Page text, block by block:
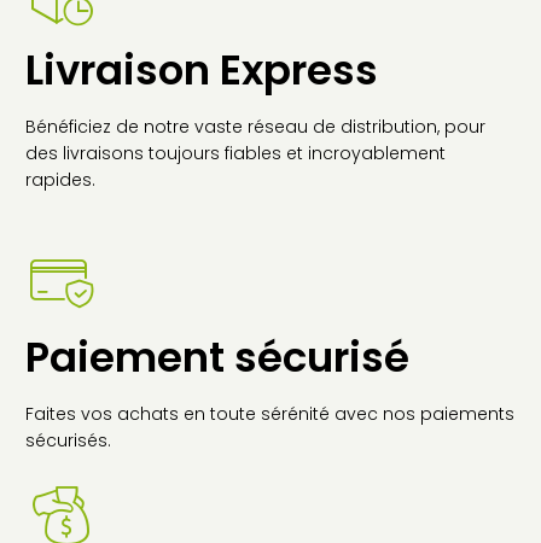
Livraison Express
Bénéficiez de notre vaste réseau de distribution, pour
des livraisons toujours fiables et incroyablement
rapides.
Paiement sécurisé
Faites vos achats en toute sérénité avec nos paiements
sécurisés.